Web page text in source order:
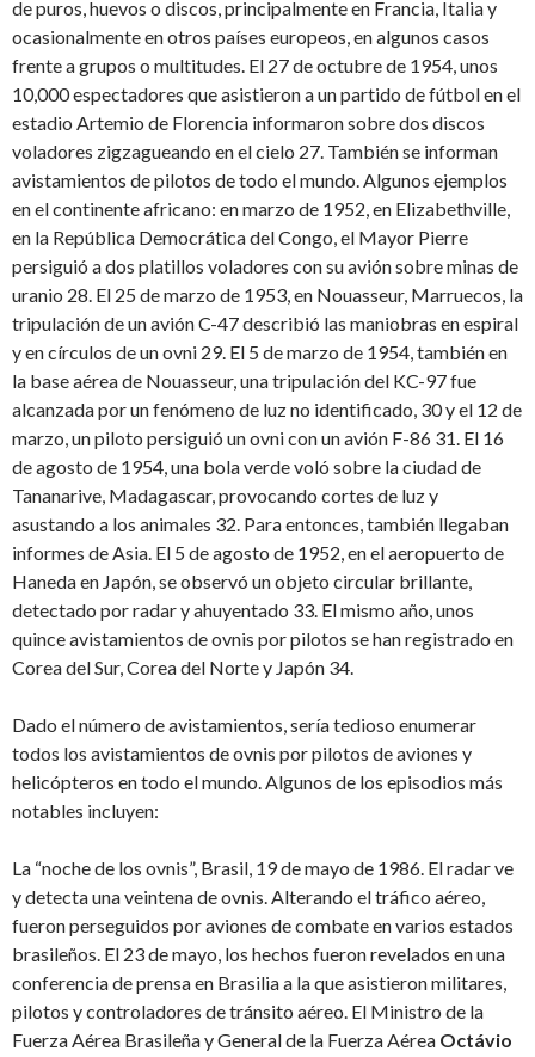
de puros, huevos o discos, principalmente en Francia, Italia y
ocasionalmente en otros países europeos, en algunos casos
frente a grupos o multitudes. El 27 de octubre de 1954, unos
10,000 espectadores que asistieron a un partido de fútbol en el
estadio Artemio de Florencia informaron sobre dos discos
voladores zigzagueando en el cielo 27. También se informan
avistamientos de pilotos de todo el mundo. Algunos ejemplos
en el continente africano: en marzo de 1952, en Elizabethville,
en la República Democrática del Congo, el Mayor Pierre
persiguió a dos platillos voladores con su avión sobre minas de
uranio 28. El 25 de marzo de 1953, en Nouasseur, Marruecos, la
tripulación de un avión C-47 describió las maniobras en espiral
y en círculos de un ovni 29. El 5 de marzo de 1954, también en
la base aérea de Nouasseur, una tripulación del KC-97 fue
alcanzada por un fenómeno de luz no identificado, 30 y el 12 de
marzo, un piloto persiguió un ovni con un avión F-86 31. El 16
de agosto de 1954, una bola verde voló sobre la ciudad de
Tananarive, Madagascar, provocando cortes de luz y
asustando a los animales 32. Para entonces, también llegaban
informes de Asia. El 5 de agosto de 1952, en el aeropuerto de
Haneda en Japón, se observó un objeto circular brillante,
detectado por radar y ahuyentado 33. El mismo año, unos
quince avistamientos de ovnis por pilotos se han registrado en
Corea del Sur, Corea del Norte y Japón 34.
Dado el número de avistamientos, sería tedioso enumerar
todos los avistamientos de ovnis por pilotos de aviones y
helicópteros en todo el mundo. Algunos de los episodios más
notables incluyen:
La “noche de los ovnis”, Brasil, 19 de mayo de 1986. El radar ve
y detecta una veintena de ovnis. Alterando el tráfico aéreo,
fueron perseguidos por aviones de combate en varios estados
brasileños. El 23 de mayo, los hechos fueron revelados en una
conferencia de prensa en Brasilia a la que asistieron militares,
pilotos y controladores de tránsito aéreo. El Ministro de la
Fuerza Aérea Brasileña y General de la Fuerza Aérea Octávio